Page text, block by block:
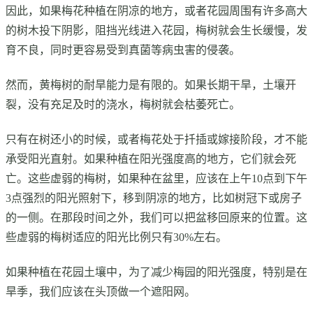
因此，如果梅花种植在阴凉的地方，或者花园周围有许多高大
的树木投下阴影，阻挡光线进入花园，梅树就会生长缓慢，发
育不良，同时更容易受到真菌等病虫害的侵袭。
然而，黄梅树的耐旱能力是有限的。如果长期干旱，土壤开
裂，没有充足及时的浇水，梅树就会枯萎死亡。
只有在树还小的时候，或者梅花处于扦插或嫁接阶段，才不能
承受阳光直射。如果种植在阳光强度高的地方，它们就会死
亡。这些虚弱的梅树，如果种在盆里，应该在上午10点到下午
3点强烈的阳光照射下，移到阴凉的地方，比如树冠下或房子
的一侧。在那段时间之外，我们可以把盆移回原来的位置。这
些虚弱的梅树适应的阳光比例只有30%左右。
如果种植在花园土壤中，为了减少梅园的阳光强度，特别是在
旱季，我们应该在头顶做一个遮阳网。